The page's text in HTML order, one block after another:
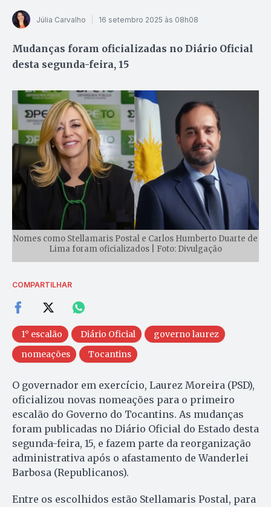
Júlia Carvalho 16 setembro 2025 às 08h08
Mudanças foram oficializadas no Diário Oficial
desta segunda-feira, 15
Nomes como Stellamaris Postal e Carlos Humberto Duarte de
Lima foram oficializados | Foto: Divulgação
COMPARTILHAR
1° escalão Diário Oficial
governo laurez
nomeações
Tocantins
O governador em exercício, Laurez Moreira (PSD),
oficializou novas nomeações para o primeiro
escalão do Governo do Tocantins. As mudanças
foram publicadas no Diário Oficial do Estado desta
segunda-feira, 15, e fazem parte da reorganização
administrativa após o afastamento de Wanderlei
Barbosa (Republicanos).
Entre os escolhidos estão Stellamaris Postal, para